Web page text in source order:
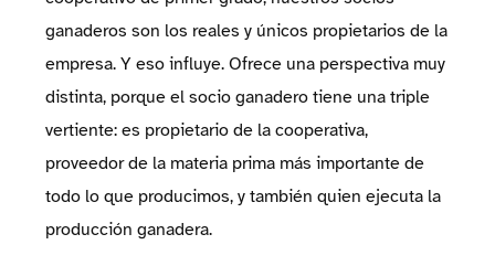
ganaderos son los reales y únicos propietarios de la
empresa. Y eso influye. Ofrece una perspectiva muy
distinta, porque el socio ganadero tiene una triple
vertiente: es propietario de la cooperativa,
proveedor de la materia prima más importante de
todo lo que producimos, y también quien ejecuta la
producción ganadera.